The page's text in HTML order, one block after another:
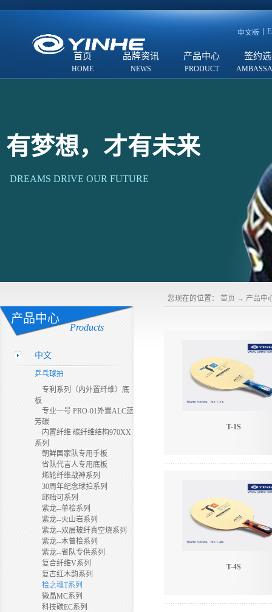
中文版
首页 品牌资讯 产品中心 签约
有梦想，才有未来
DREAMS DRIVE OUR FUTURE
产品中心
Products
中文
乒乓球拍
专利系列（内外置纤维）底
板
专业一号 PRO-01外置ALC蓝
芳碳
内置纤维 碳纤维结构970XX
系列
朝鲜国家队专用手板
省队代言人专用底板
烯轮纤维战神系列
30周年纪念球拍系列
邱贻可系列
紫龙--单桧系列
紫龙--火山岩系列
紫龙--双层玻纤真空烧系列
紫龙--木曾桧系列
紫龙--省队专供系列
复合纤维V系列
复古红木韵系列
桧之魂T系列
微晶MC系列
科技碳EC系列
您现在的位置： 首页 → 产品中
T-1S
T-4S